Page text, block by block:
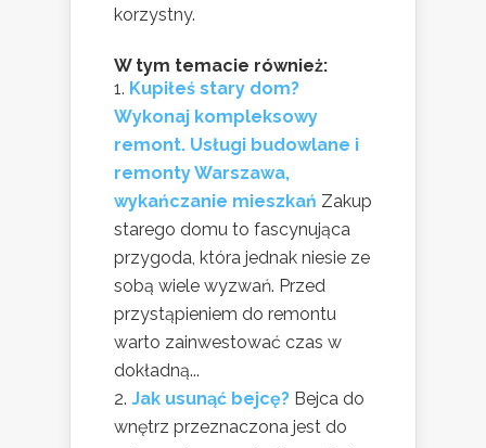
korzystny.
W tym temacie również:
Kupiłeś stary dom?
Wykonaj kompleksowy
remont. Usługi budowlane i
remonty Warszawa,
wykańczanie mieszkań Zakup
starego domu to fascynująca
przygoda, która jednak niesie ze
sobą wiele wyzwań. Przed
przystąpieniem do remontu
warto zainwestować czas w
dokładną...
Jak usunąć bejcę? Bejca do
wnętrz przeznaczona jest do